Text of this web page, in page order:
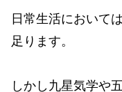
日常生活において
足ります。
しかし九星気学や